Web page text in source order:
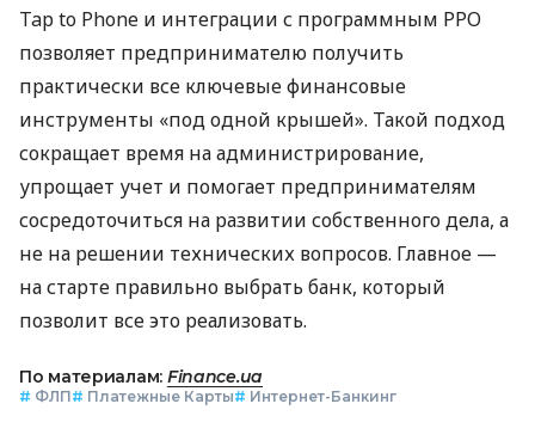
Tap to Phone и интеграции с программным РРО
позволяет предпринимателю получить
практически все ключевые финансовые
инструменты «под одной крышей». Такой подход
сокращает время на администрирование,
упрощает учет и помогает предпринимателям
сосредоточиться на развитии собственного дела, а
не на решении технических вопросов. Главное —
на старте правильно выбрать банк, который
позволит все это реализовать.
По материалам: Finance.ua
# ФЛП# Платежные Карты# Интернет-Банкинг